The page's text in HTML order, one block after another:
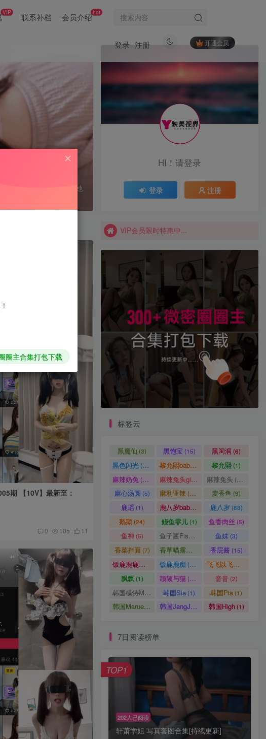
VIP 联系补档 会员介绍hot
开通会员
登录 注册
粉丝们都非常喜欢关注她
期 【10V】最新至：
0 105 11
VIP会员限时特惠中...
VIP会员限时特惠中...
VIP会员限时特惠中...
标签云
黑饱宝 (15)
麻辣兔头girl(14)
(1) (1) 鹿八岁
香菜拌面(7) 香草喵露露
音音 (2)
韩国模特Mozzi 韩国Sia 韩国Pia
韩国Maruemon (1) 韩国JangJoo 韩国High (1)
7日阅读榜单
202人已阅读
TOP1
图合集[持续更新]
8月7日 07:06 201人已阅读
鱼子酱Fish 秀人内购写真合
集[持续更新2026.05.07]
8月3日 14:53 197人已阅读
TOP3
51酱 cosplay写真套图合集
疯猫ss – NO.192 致郁JK
[40P-284MB]VIP
8月1日 07:11 189人已阅读
TOP5
风性感女模特合集[持续更新
TOP6
HI！请登录
登录 注册
VIP会员限时特惠中...
VIP会员限时特惠中...
标签云
黑魔仙 (3) 黑饱宝 (15) 黑闰润 (6)
黑色闪光(15) 黎允熙baby(50) 黎允熙(1)
麻辣奶兔 (86) 麻辣兔头girl(14)麻辣兔头 (28)
麻心汤圆 (5) 麻利亚辣 (94) 麦香鱼 (9)
鹿瑶(1) 鹿八岁baby(1) 鹿八岁 (83)
鹅鹅(24) 鳗鱼霏儿(1) 鱼香肉丝 (5)
鱼神 (5) 鱼子酱Fish(6) 鱼妹 (3)
香菜拌面(7) 香草喵露露 香屁酱(15)
饭鹿鹿鹿痴 饭鹿鹿痴 (28) 飞飞以飞飞
飘飘(1) 颉颉与猫(16) 音音(2)
韩国模特Mozzi (1)韩国Sia (1) 韩国Pia(1)
韩国Maruemon (1) 韩国JangJoo 韩国High(1)
7日阅读榜单
202人已阅读
轩萧学姐 写真套图合集[持续更新]
TOP1
圈主合集打包下载